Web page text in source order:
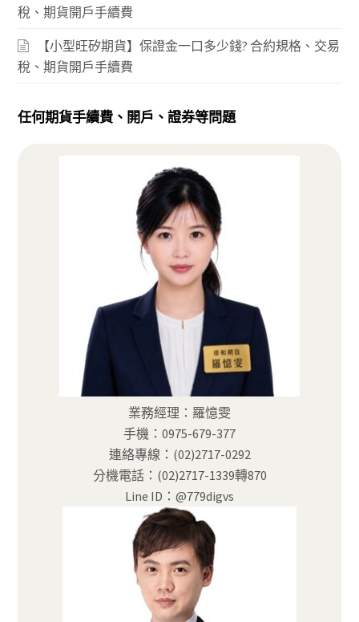
稅、期貨開戶手續費
【小型旺矽期貨】保證金一口多少錢? 合約規格、交易
稅、期貨開戶手續費
任何期貨手續費、開戶、證券等問題
業務經理：羅憶雯
手機：0975-679-377
連絡專線：(02)2717-0292
分機電話：(02)2717-1339轉870
Line ID：@779digvs